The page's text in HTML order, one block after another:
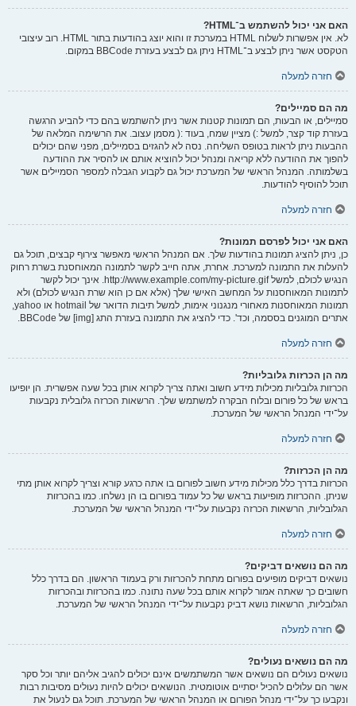
האם אני יכול להשתמש ב־HTML?
לא. אין אפשרות לשלוח HTML במערכת זו והוא יוצג בהודעות בתור HTML. רוב עיצובי
הטקסט אשר ניתן לבצע ב־HTML ניתן גם לבצע בעזרת BBCode במקום.
חזרה למעלה
מה הם סמיילים?
סמיילים, או הבעות, הם תמונות קטנות אשר ניתן להשתמש בהם כדי להביע הרגשה
בעזרת קוד קצר, למשל :) מציין שמח, בעוד :( מסמן עצוב. את הרשימה המלאה של
ההבעות ניתן לראות בטופס השליחה. נסה לא להגזים בסמיילים, מפני שהם יכולים
להפוך את ההודעה ללא קריאה ומנהל יכול להוציא אותם או להסיר את ההודעה
בשלמותה. המנהל הראשי של המערכת יכול גם לקבוע הגבלה למספר הסמיילים אשר
תוכל להוסיף להודעות.
חזרה למעלה
האם אני יכול לפרסם תמונות?
כן, ניתן להציג תמונות בהודעות שלך. אם המנהל הראשי מאפשר צירוף קבצים, תוכל גם
להעלות את התמונה למערכת. אחרת, אתה חייב לקשר לתמונה המאוחסנת בשרת רחוק
הנגיש לכולם, למשל http://www.example.com/my-picture.gif. אינך יכול לקשר
לתמונות המאוחסנות על המחשב האישי שלך (אלא אם כן הוא שרת הנגיש לכולם) ולא
תמונות המאוחסנות מאחורי מנגנוני אימות, למשל תיבות הדואר של hotmail או yahoo,
אתרים המוגנים בססמה, וכד'. כדי להציג את התמונה בעזרת התג [img] של BBCode.
חזרה למעלה
מה הן הכרזות גלובליות?
הכרזות גלובליות מכילות מידע חשוב ואתה צריך לקרוא אותן בכל שעה אפשרית. הן יופיעו
בראש של כל פורום ובלוח הבקרה למשתמש שלך. הרשאות הכרזה גלובלית נקבעות
על־ידי המנהל הראשי של המערכת.
חזרה למעלה
מה הן הכרזות?
הכרזות בדרך כלל מכילות מידע חשוב לפורום בו אתה כרגע קורא וצריך לקרוא אותן מתי
שניתן. ההכרזות מופיעות בראש של כל עמוד בפורום בו הן נשלחו. כמו בהכרזות
הגלובליות, הרשאות הכרזה נקבעות על־ידי המנהל הראשי של המערכת.
חזרה למעלה
מה הם נושאים דביקים?
נושאים דביקים מופיעים בפורום מתחת להכרזות ורק בעמוד הראשון. הם בדרך כלל
חשובים כך שאתה אמור לקרוא אותם בכל שעה נתונה. כמו בהכרזות ובהכרזות
הגלובליות, הרשאות נושא דביק נקבעות על־ידי המנהל הראשי של המערכת.
חזרה למעלה
מה הם נושאים נעולים?
נושאים נעולים הם נושאים אשר המשתמשים אינם יכולים להגיב אליהם יותר וכל סקר
אשר הם עלולים להכיל יסתיים אוטומטית. הנושאים יכולים להיות נעולים מסיבות רבות
ונקבעו כך על־ידי מנהל הפורום או המנהל הראשי של המערכת. תוכל גם לנעול את